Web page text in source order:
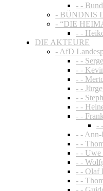
- -
- BÜNDNIS
- “DIE
- -
DIE AKTEURE
- AfD
- -
- -
- -
- -
- -
- -
- -
-
- -
- -
- - Uwe
- -
- - Olaf
- -